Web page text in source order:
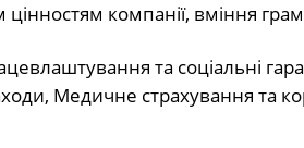
компанії, вміння
та соціальні
Медичне страхування та